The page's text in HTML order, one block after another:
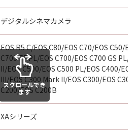
デジタルシネマカメラ
EOS R5 C/EOS C80/EOS C70/EOS C50/
C700 FF PL/EOS C700/EOS C700 GS PL/
II/EOS C500/EOS C500 PL/EOS C400/
III/EOS C300 Mark II/EOS C300/EOS C300
C200/EOS C200B
XAシリーズ
スクロールでき
ます